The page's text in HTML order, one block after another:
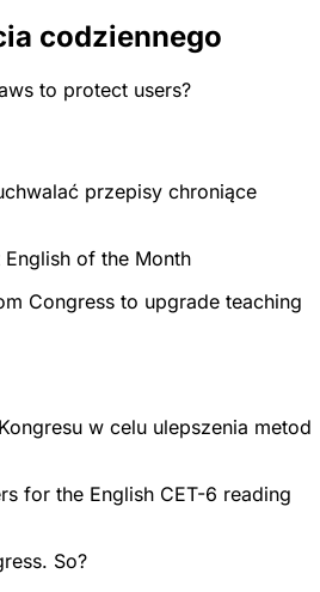
codziennego
to protect users?
przepisy chroniące
English of the Month
Congress to upgrade teaching
w celu ulepszenia metod
for the English CET-6 reading
So?